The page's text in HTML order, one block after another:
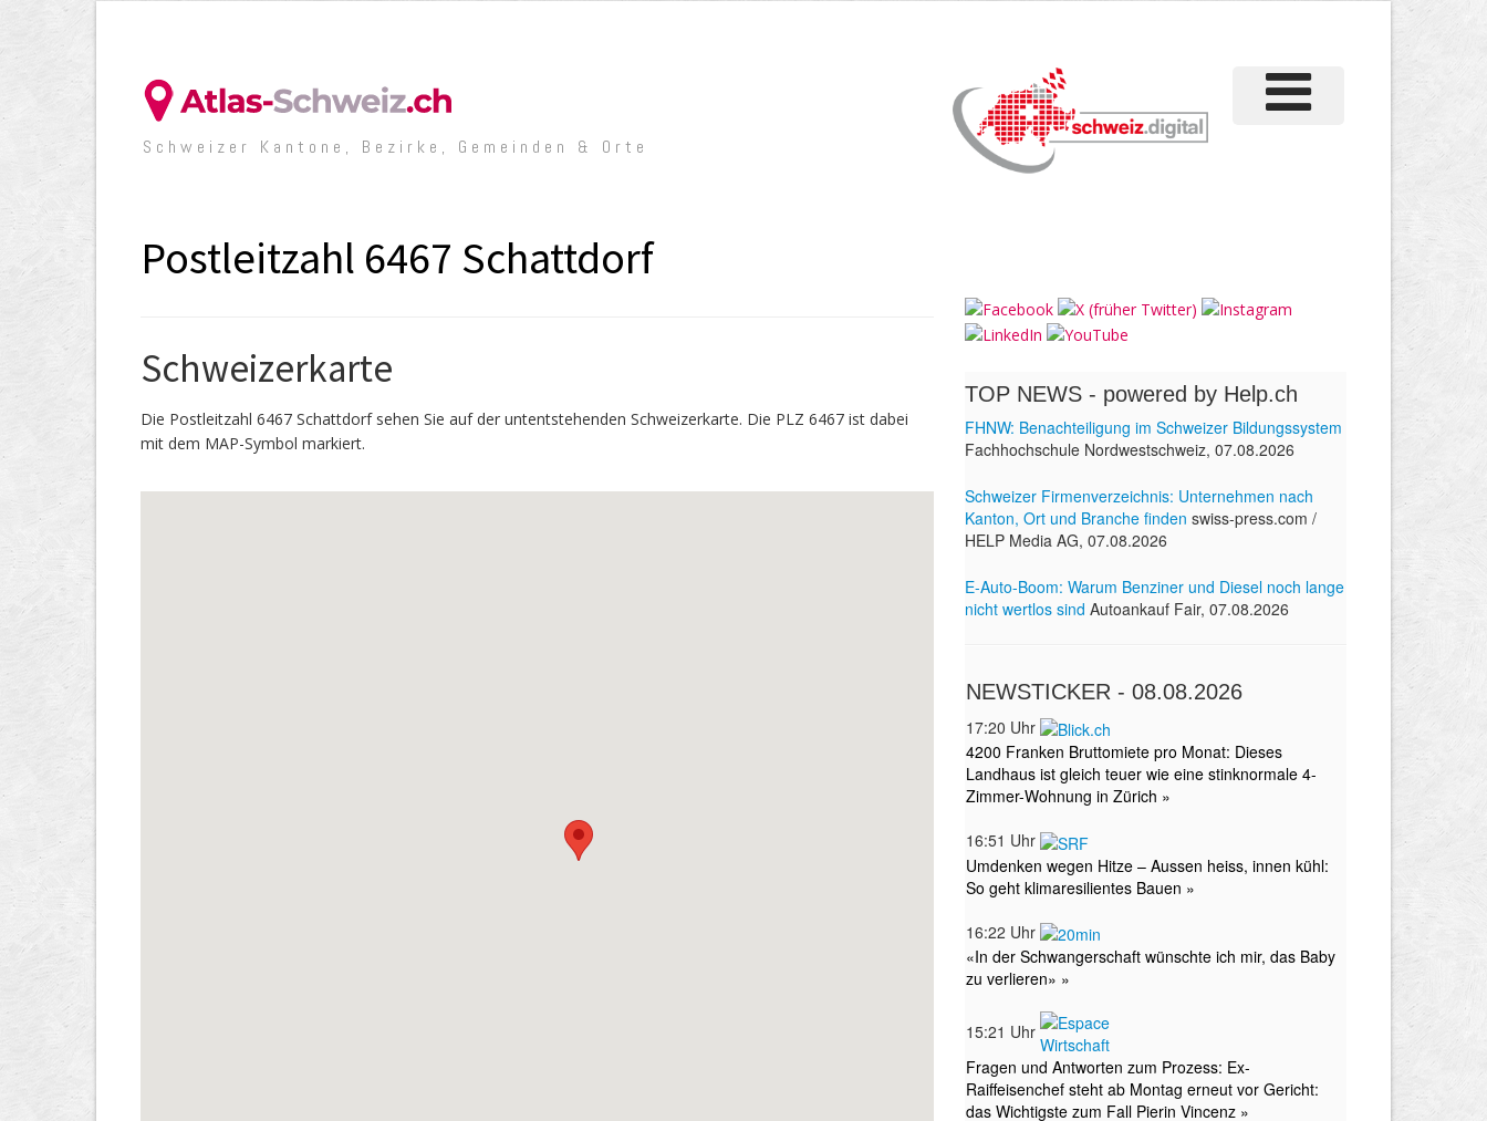
Schweizer Kantone, Bezirke, Gemeinden & Orte
Postleitzahl 6467 Schattdorf
Schweizerkarte
Die Postleitzahl 6467 Schattdorf sehen Sie auf der untentstehenden Schweizerkarte. Die PLZ 6467 ist dabei
mit dem MAP-Symbol markiert.